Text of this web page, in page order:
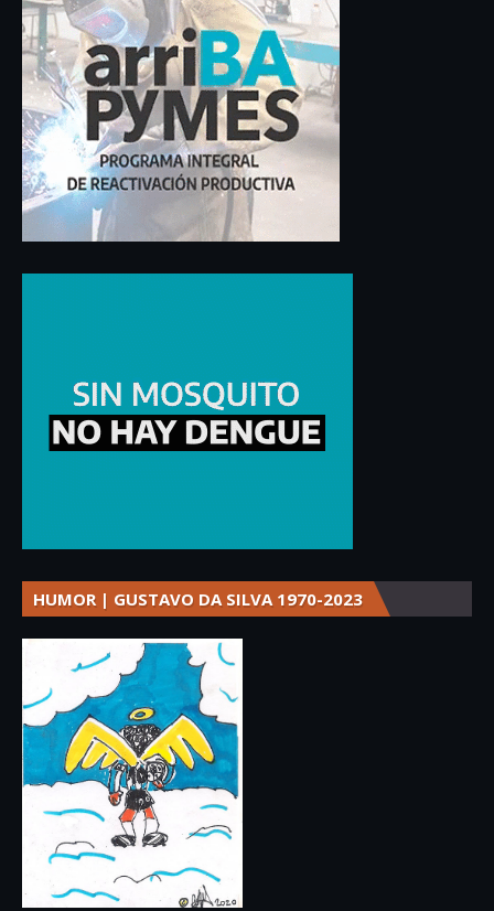
HUMOR | GUSTAVO DA SILVA 1970-2023